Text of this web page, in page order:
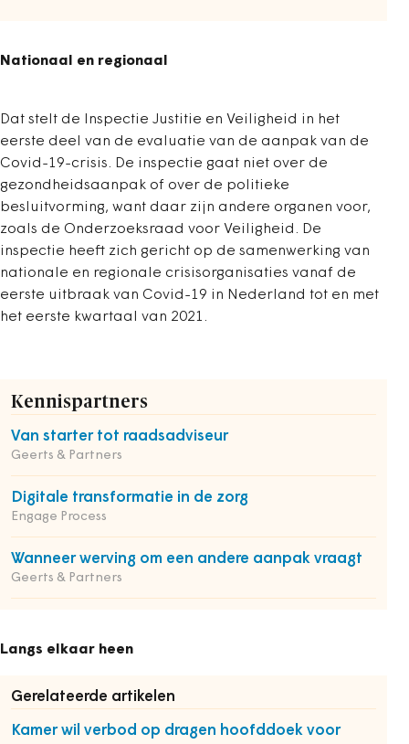
Nationaal en regionaal
Dat stelt de Inspectie Justitie en Veiligheid in het
eerste deel van de evaluatie van de aanpak van de
Covid-19-crisis. De inspectie gaat niet over de
gezondheidsaanpak of over de politieke
besluitvorming, want daar zijn andere organen voor,
zoals de Onderzoeksraad voor Veiligheid. De
inspectie heeft zich gericht op de samenwerking van
nationale en regionale crisisorganisaties vanaf de
eerste uitbraak van Covid-19 in Nederland tot en met
het eerste kwartaal van 2021.
Kennispartners
Van starter tot raadsadviseur
Geerts & Partners
Digitale transformatie in de zorg
Engage Process
Wanneer werving om een andere aanpak vraagt
Geerts & Partners
Langs elkaar heen
Gerelateerde artikelen
Kamer wil verbod op dragen hoofddoek voor